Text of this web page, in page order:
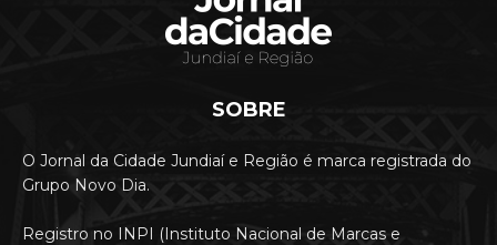
SOBRE
O Jornal da Cidade Jundiaí e Região é marca registrada do
Grupo Novo Dia.
Registro no INPI (Instituto Nacional de Marcas e